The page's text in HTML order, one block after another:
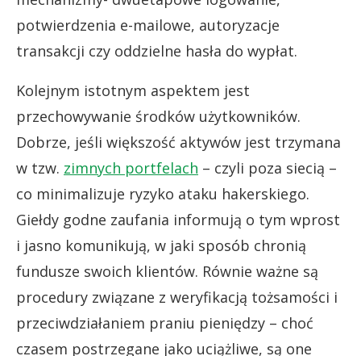
potwierdzenia e-mailowe, autoryzacje
transakcji czy oddzielne hasła do wypłat.
Kolejnym istotnym aspektem jest
przechowywanie środków użytkowników.
Dobrze, jeśli większość aktywów jest trzymana
w tzw. zimnych portfelach – czyli poza siecią –
co minimalizuje ryzyko ataku hakerskiego.
Giełdy godne zaufania informują o tym wprost
i jasno komunikują, w jaki sposób chronią
fundusze swoich klientów. Równie ważne są
procedury związane z weryfikacją tożsamości i
przeciwdziałaniem praniu pieniędzy – choć
czasem postrzegane jako uciążliwe, są one